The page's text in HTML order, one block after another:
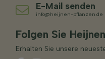
E-Mail senden
info@heijnen-pflanzen.de
Folgen Sie
Erhalten Sie unsere